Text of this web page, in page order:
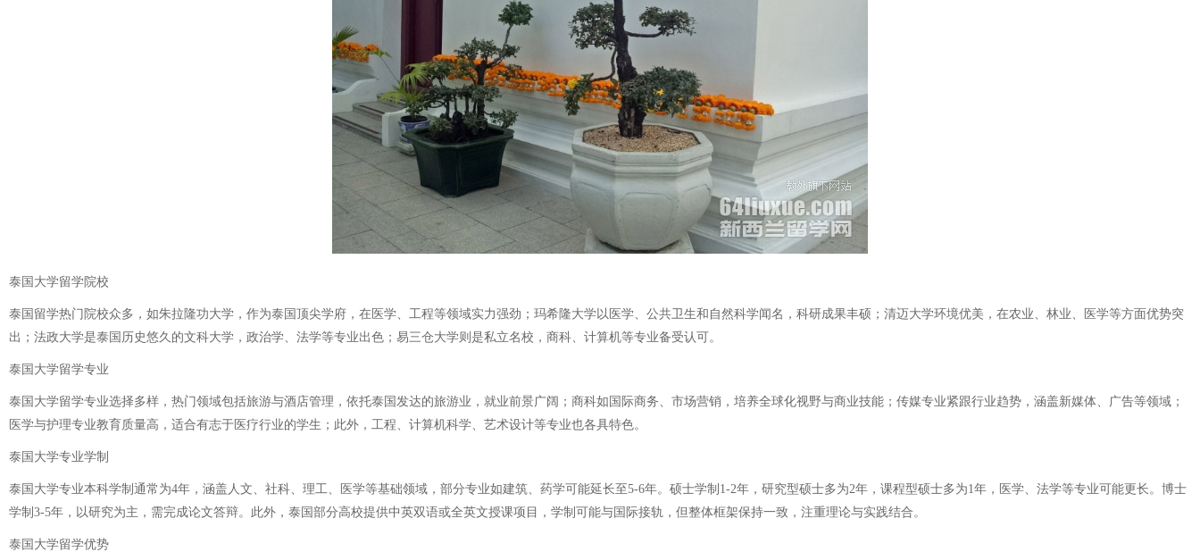
泰国大学留学院校
泰国留学热门院校众多，如朱拉隆功大学，作为泰国顶尖学府，在医学、工程等领域实力强劲；玛希隆大学以医学、公共卫生和自然科学闻名，科研成果丰硕；清迈大学环境优美，在农业、林业、医学等方面优势突
出；法政大学是泰国历史悠久的文科大学，政治学、法学等专业出色；易三仓大学则是私立名校，商科、计算机等专业备受认可。
泰国大学留学专业
泰国大学留学专业选择多样，热门领域包括旅游与酒店管理，依托泰国发达的旅游业，就业前景广阔；商科如国际商务、市场营销，培养全球化视野与商业技能；传媒专业紧跟行业趋势，涵盖新媒体、广告等领域；
医学与护理专业教育质量高，适合有志于医疗行业的学生；此外，工程、计算机科学、艺术设计等专业也各具特色。
泰国大学专业学制
泰国大学专业本科学制通常为4年，涵盖人文、社科、理工、医学等基础领域，部分专业如建筑、药学可能延长至5-6年。硕士学制1-2年，研究型硕士多为2年，课程型硕士多为1年，医学、法学等专业可能更长。博士
学制3-5年，以研究为主，需完成论文答辩。此外，泰国部分高校提供中英双语或全英文授课项目，学制可能与国际接轨，但整体框架保持一致，注重理论与实践结合。
泰国大学留学优势